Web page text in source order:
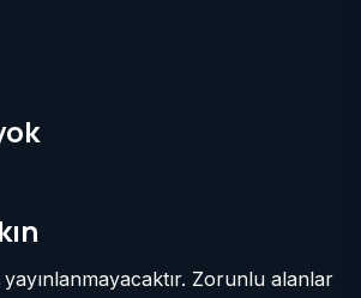
Zorunlu alanlar